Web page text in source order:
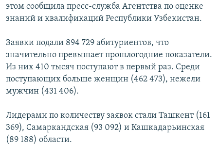
этом сообщила пресс-служба Агентства по оценке
знаний и квалификаций Республики Узбекистан.
Заявки подали 894 729 абитуриентов, что
значительно превышает прошлогодние показатели.
Из них 410 тысяч поступают в первый раз. Среди
поступающих больше женщин (462 473), нежели
мужчин (431 406).
Лидерами по количеству заявок стали Ташкент (161
369), Самаркандская (93 092) и Кашкадарьинская
(89 188) области.